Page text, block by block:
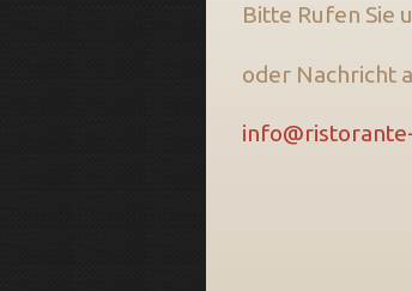
Bitte Rufen Sie
oder Nachricht